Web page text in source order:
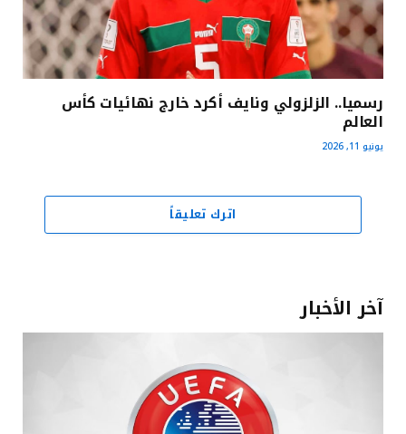
رسميا.. الزلزولي ونايف أكرد خارج نهائيات كأس
العالم
يونيو 11, 2026
اترك تعليقاً
آخر الأخبار